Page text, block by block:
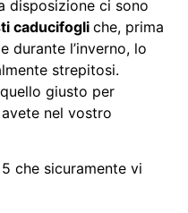
disposizione ci sono
caducifogli che, prima
durante l’inverno, lo
strepitosi.
giusto per
nel vostro
che sicuramente vi